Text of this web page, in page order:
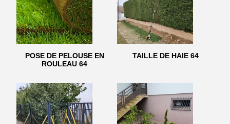
POSE DE PELOUSE EN
ROULEAU 64
TAILLE DE HAIE 64